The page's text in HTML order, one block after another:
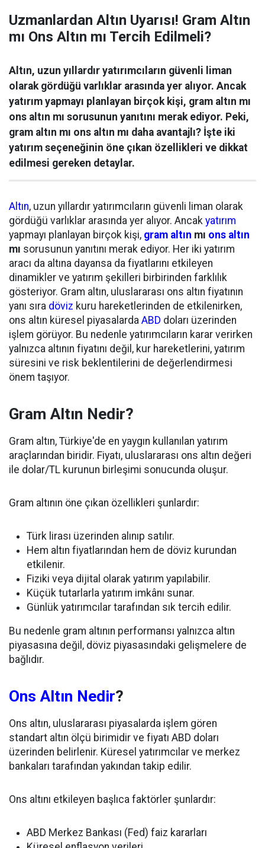
Uzmanlardan Altın Uyarısı! Gram Altın
mı Ons Altın mı Tercih Edilmeli?
Altın, uzun yıllardır yatırımcıların güvenli liman
olarak gördüğü varlıklar arasında yer alıyor. Ancak
yatırım yapmayı planlayan birçok kişi, gram altın mı
ons altın mı sorusunun yanıtını merak ediyor. Peki,
gram altın mı ons altın mı daha avantajlı? İşte iki
yatırım seçeneğinin öne çıkan özellikleri ve dikkat
edilmesi gereken detaylar.
Altın, uzun yıllardır yatırımcıların güvenli liman olarak
gördüğü varlıklar arasında yer alıyor. Ancak yatırım
yapmayı planlayan birçok kişi, gram altın mı ons altın
mı sorusunun yanıtını merak ediyor. Her iki yatırım
aracı da altına dayansa da fiyatlarını etkileyen
dinamikler ve yatırım şekilleri birbirinden farklılık
gösteriyor. Gram altın, uluslararası ons altın fiyatının
yanı sıra döviz kuru hareketlerinden de etkilenirken,
ons altın küresel piyasalarda ABD doları üzerinden
işlem görüyor. Bu nedenle yatırımcıların karar verirken
yalnızca altının fiyatını değil, kur hareketlerini, yatırım
süresini ve risk beklentilerini de değerlendirmesi
önem taşıyor.
Gram Altın Nedir?
Gram altın, Türkiye'de en yaygın kullanılan yatırım
araçlarından biridir. Fiyatı, uluslararası ons altın değeri
ile dolar/TL kurunun birleşimi sonucunda oluşur.
Gram altının öne çıkan özellikleri şunlardır:
Türk lirası üzerinden alınıp satılır.
Hem altın fiyatlarından hem de döviz kurundan
etkilenir.
Fiziki veya dijital olarak yatırım yapılabilir.
Küçük tutarlarla yatırım imkânı sunar.
Günlük yatırımcılar tarafından sık tercih edilir.
Bu nedenle gram altının performansı yalnızca altın
piyasasına değil, döviz piyasasındaki gelişmelere de
bağlıdır.
Ons Altın Nedir?
Ons altın, uluslararası piyasalarda işlem gören
standart altın ölçü birimidir ve fiyatı ABD doları
üzerinden belirlenir. Küresel yatırımcılar ve merkez
bankaları tarafından yakından takip edilir.
Ons altını etkileyen başlıca faktörler şunlardır:
ABD Merkez Bankası (Fed) faiz kararları